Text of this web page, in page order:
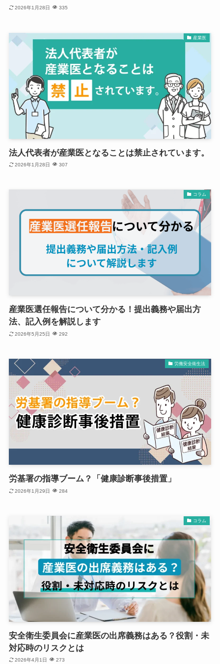
2026年1月28日 335
産業医
法人代表者が産業医となることは禁止されています。
2026年1月28日 307
コラム
産業医選任報告について分かる！提出義務や届出方
法、記入例を解説します
2026年5月25日 292
労働安全衛生法
労基署の指導ブーム？「健康診断事後措置」
2026年1月29日 284
コラム
安全衛生委員会に産業医の出席義務はある？役割・未
対応時のリスクとは
2026年4月1日 273